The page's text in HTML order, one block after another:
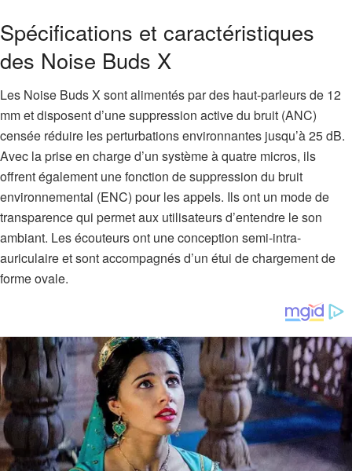
Spécifications et caractéristiques
des Noise Buds X
Les Noise Buds X sont alimentés par des haut-parleurs de 12
mm et disposent d’une suppression active du bruit (ANC)
censée réduire les perturbations environnantes jusqu’à 25 dB.
Avec la prise en charge d’un système à quatre micros, ils
offrent également une fonction de suppression du bruit
environnemental (ENC) pour les appels. Ils ont un mode de
transparence qui permet aux utilisateurs d’entendre le son
ambiant. Les écouteurs ont une conception semi-intra-
auriculaire et sont accompagnés d’un étui de chargement de
forme ovale.